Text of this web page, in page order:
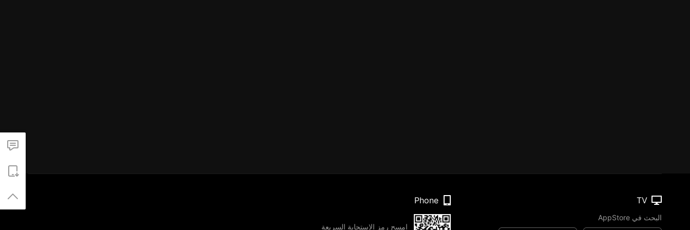
TV
البحث في AppStore
Phone
امسح رمز الاستجابة السريعة